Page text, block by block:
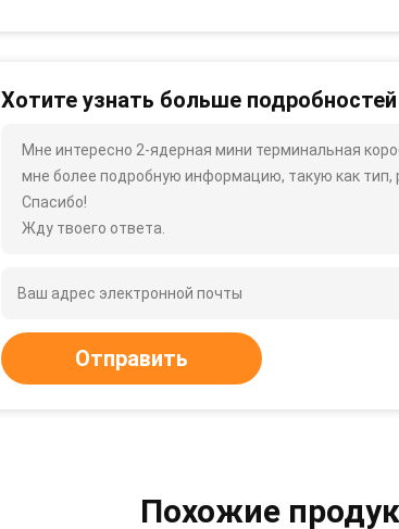
Хотите узнать больше
Мне интересно 2-ядерная мини терминальная
мне более подробную информацию, такую ​​как тип,
Спасибо!
Жду твоего ответа.
Отправить
Похожие